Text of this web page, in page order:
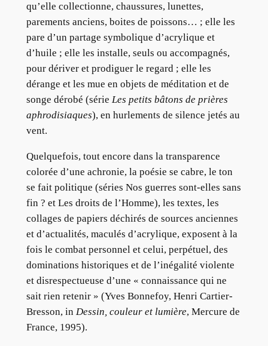
qu’elle collectionne, chaussures, lunettes,
parements anciens, boites de poissons… ; elle les
pare d’un partage symbolique d’acrylique et
d’huile ; elle les installe, seuls ou accompagnés,
pour dériver et prodiguer le regard ; elle les
dérange et les mue en objets de méditation et de
songe dérobé (série Les petits bâtons de prières
aphrodisiaques), en hurlements de silence jetés au
vent.
Quelquefois, tout encore dans la transparence
colorée d’une achronie, la poésie se cabre, le ton
se fait politique (séries Nos guerres sont-elles sans
fin ? et Les droits de l’Homme), les textes, les
collages de papiers déchirés de sources anciennes
et d’actualités, maculés d’acrylique, exposent à la
fois le combat personnel et celui, perpétuel, des
dominations historiques et de l’inégalité violente
et disrespectueuse d’une « connaissance qui ne
sait rien retenir » (Yves Bonnefoy, Henri Cartier-
Bresson, in Dessin, couleur et lumière, Mercure de
France, 1995).